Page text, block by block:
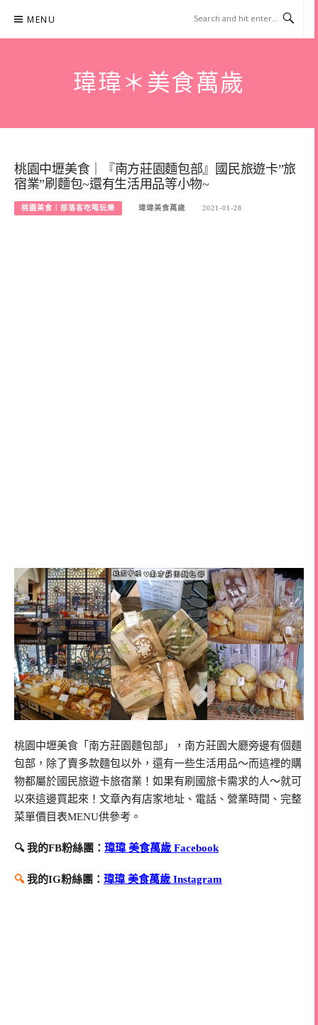
content
MENU
瑋瑋＊美食萬歲
桃園中壢美食｜『南方莊園麵包部』國民旅遊卡”旅
宿業”刷麵包~還有生活用品等小物~
桃園美食｜部落客吃喝玩樂 瑋瑋美食萬歲 2021-01-28
桃園中壢美食「南方莊園麵包部」，南方莊園大廳旁邊有個麵
包部，除了賣多款麵包以外，還有一些生活用品～而這裡的購
物都屬於國民旅遊卡旅宿業！如果有刷國旅卡需求的人～就可
以來這邊買起來！文章內有店家地址、電話、營業時間、完整
菜單價目表MENU供參考。
🔍 我的FB粉絲團： 瑋瑋 美食萬歲 Facebook
🔍我的IG粉絲團： 瑋瑋 美食萬歲 Instagram